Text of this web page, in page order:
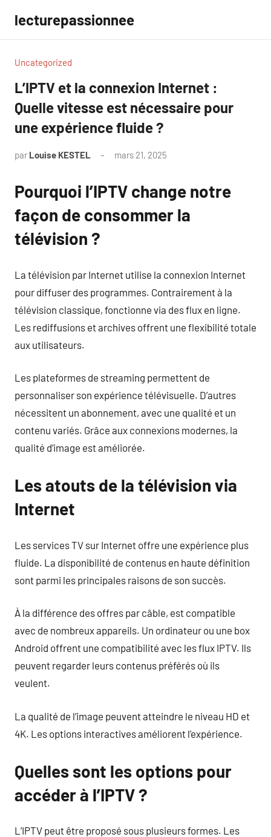
contenu
lecturepassionnee
Uncategorized
L’IPTV et la connexion Internet :
Quelle vitesse est nécessaire pour
une expérience fluide ?
par Louise KESTEL mars 21, 2025
Pourquoi l’IPTV change notre
façon de consommer la
télévision ?
La télévision par Internet utilise la connexion Internet
pour diffuser des programmes. Contrairement à la
télévision classique, fonctionne via des flux en ligne.
Les rediffusions et archives offrent une flexibilité totale
aux utilisateurs.
Les plateformes de streaming permettent de
personnaliser son expérience télévisuelle. D’autres
nécessitent un abonnement, avec une qualité et un
contenu variés. Grâce aux connexions modernes, la
qualité d’image est améliorée.
Les atouts de la télévision via
Internet
Les services TV sur Internet offre une expérience plus
fluide. La disponibilité de contenus en haute définition
sont parmi les principales raisons de son succès.
À la différence des offres par câble, est compatible
avec de nombreux appareils. Un ordinateur ou une box
Android offrent une compatibilité avec les flux IPTV. Ils
peuvent regarder leurs contenus préférés où ils
veulent.
La qualité de l’image peuvent atteindre le niveau HD et
4K. Les options interactives améliorent l’expérience.
Quelles sont les options pour
accéder à l’IPTV ?
L’IPTV peut être proposé sous plusieurs formes. Les